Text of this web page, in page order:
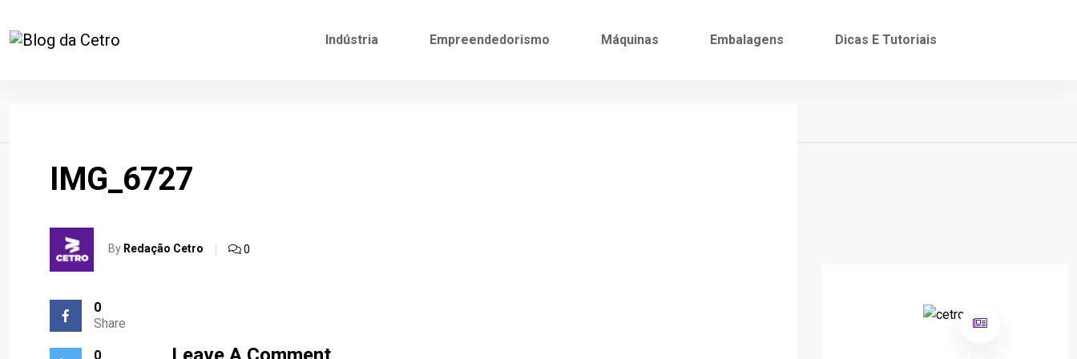
Indústria Empreendedorismo Máquinas Embalagens Dicas E Tutoriais
IMG_6727
By Redação Cetro 0
0
Share
0